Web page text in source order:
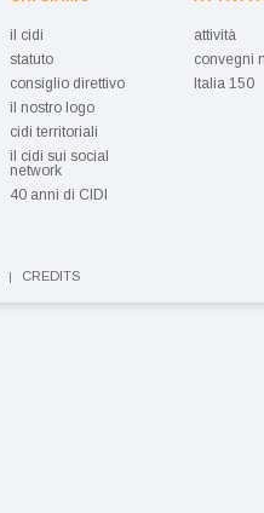
il cidi
statuto
consiglio direttivo
il nostro logo
cidi territoriali
il cidi sui social
network
40 anni di CIDI
attività
convegni
Italia 150
CREDITS